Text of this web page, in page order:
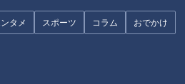
タメ スポーツ コラム おでかけ
「がん検査」【チャント！】